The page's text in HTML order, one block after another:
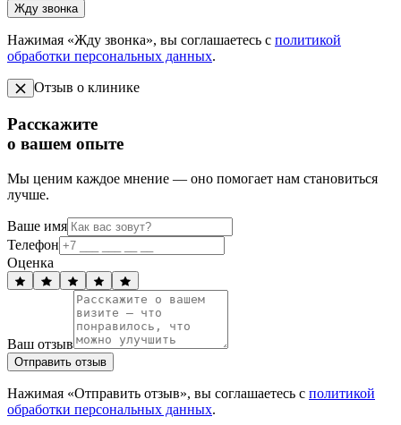
Жду звонка
Нажимая «Жду звонка», вы соглашаетесь с политикой
обработки персональных данных.
Отзыв о клинике
Расскажите
о вашем опыте
Мы ценим каждое мнение — оно помогает нам становиться
лучше.
Ваше имя
Телефон
Оценка
Ваш отзыв
Отправить отзыв
Нажимая «Отправить отзыв», вы соглашаетесь с политикой
обработки персональных данных.